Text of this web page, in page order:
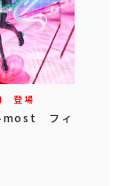
登場
most フィ